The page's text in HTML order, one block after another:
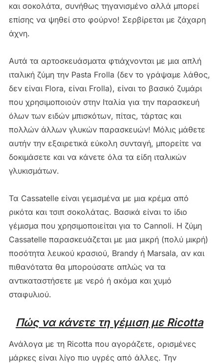
και σοκολάτα, συνήθως τηγανισμένο αλλά μπορεί
επίσης να ψηθεί στο φούρνο! Σερβίρεται με ζάχαρη
άχνη.
Αυτά τα αρτοσκευάσματα φτιάχνονται με μια απλή
ιταλική ζύμη την Pasta Frolla (δεν το γράψαμε λάθος,
δεν είναι Flora, είναι Frolla), είναι το βασικό ζυμάρι
που χρησιμοποιούν στην Ιταλία για την παρασκευή
όλων των ειδών μπισκότων, πίτας, τάρτας και
πολλών άλλων γλυκών παρασκευών! Μόλις μάθετε
αυτήν την εξαιρετικά εύκολη συνταγή, μπορείτε να
δοκιμάσετε και να κάνετε όλα τα είδη ιταλικών
γλυκισμάτων.
Τα Cassatelle είναι γεμισμένα με μια κρέμα από
ρικότα και τσιπ σοκολάτας. Βασικά είναι το ίδιο
γέμισμα που χρησιμοποιείται για το Cannoli. Η ζύμη
Cassatelle παρασκευάζεται με μια μικρή (πολύ μικρή)
ποσότητα λευκού κρασιού, Brandy ή Marsala, αν και
πιθανότατα θα μπορούσατε απλώς να τα
αντικαταστήσετε με νερό ή ακόμα και χυμό
σταφυλιού.
Πώς να κάνετε τη γέμιση με Ricotta
Ανάλογα με τη Ricotta που αγοράζετε, ορισμένες
μάρκες είναι λίγο πιο υγρές από άλλες. Την